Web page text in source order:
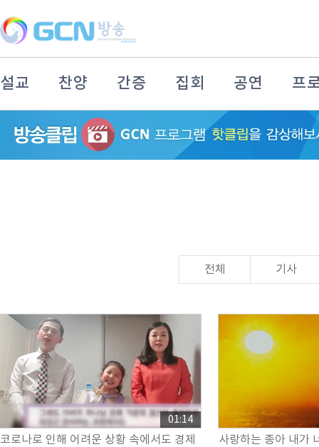
설교 찬양 간증 집회 공연 프
전체 기사
코로나로 인해 어려운 상황 속에서도 경제
01:14
사랑하는 종아 내가